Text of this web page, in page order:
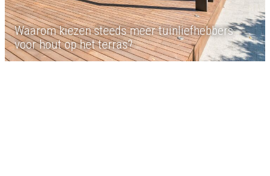
Waarom kiezen steeds meer tuinliefhebbers
voor hout op het terras?